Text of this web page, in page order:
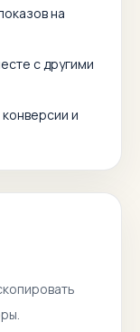
на
с другими
и